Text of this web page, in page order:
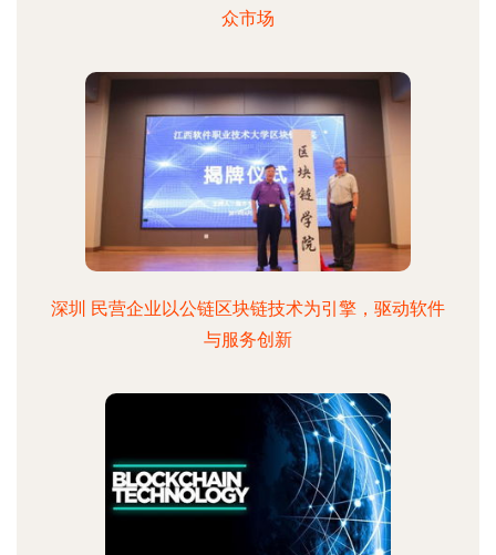
众市场
深圳 民营企业以公链区块链技术为引擎，驱动软件
与服务创新